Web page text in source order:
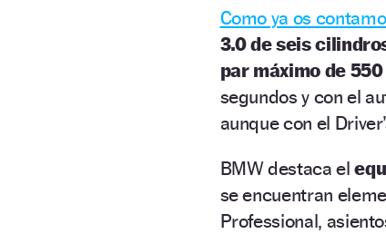
Como ya os
3.0 de seis
par máximo de 550
segundos y con el
aunque con el
BMW destaca el
se encuentran
Professional,